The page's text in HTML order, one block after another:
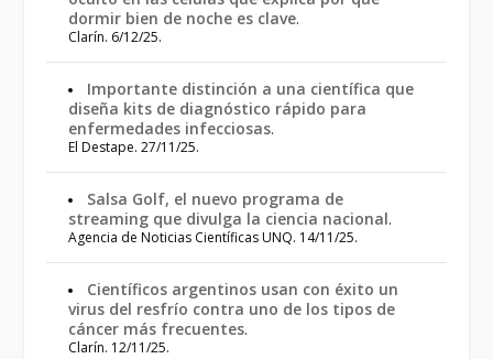
dormir bien de noche es clave.
Clarín. 6/12/25.
Importante distinción a una científica que
diseña kits de diagnóstico rápido para
enfermedades infecciosas.
El Destape. 27/11/25.
Salsa Golf, el nuevo programa de
streaming que divulga la ciencia nacional.
Agencia de Noticias Científicas UNQ. 14/11/25.
Científicos argentinos usan con éxito un
virus del resfrío contra uno de los tipos de
cáncer más frecuentes.
Clarín. 12/11/25.